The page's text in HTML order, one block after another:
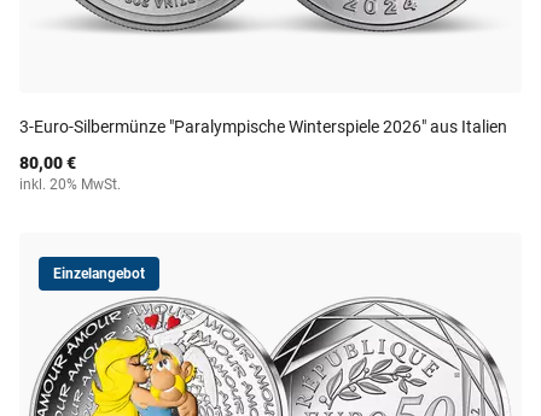
3-Euro-Silbermünze "Paralympische Winterspiele 2026" aus Italien
80,00 €
inkl. 20% MwSt.
Einzelangebot